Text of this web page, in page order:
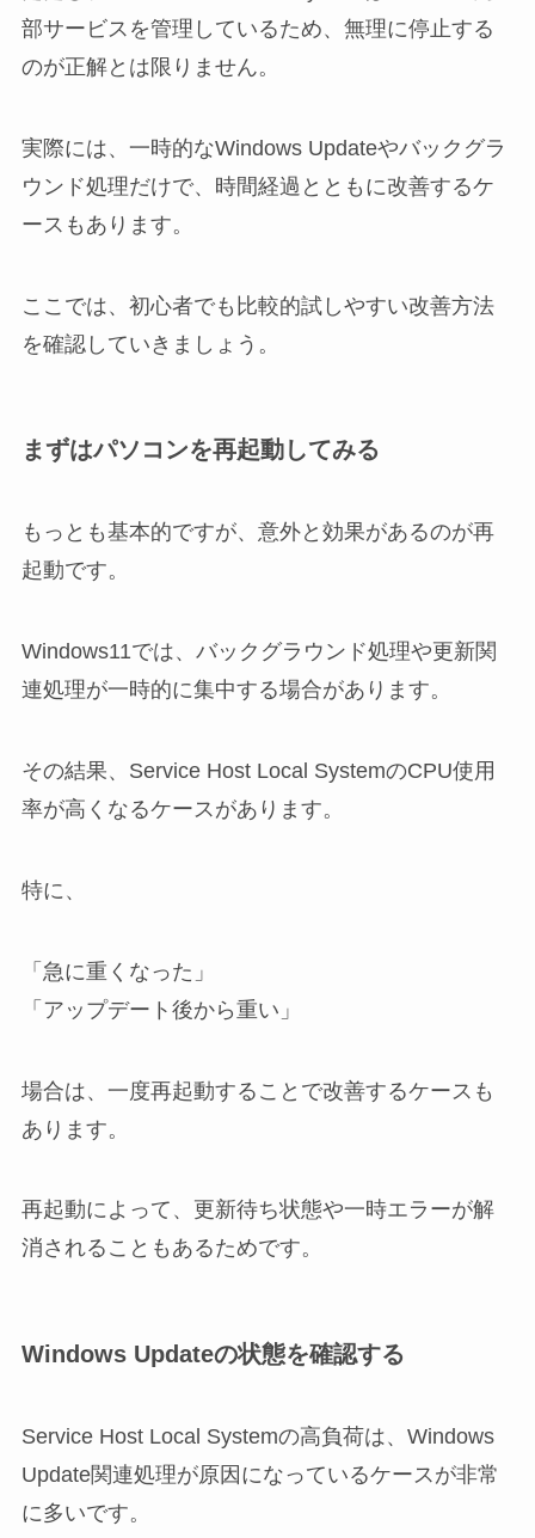
部サービスを管理しているため、無理に停止する
のが正解とは限りません。
実際には、一時的なWindows Updateやバックグラ
ウンド処理だけで、時間経過とともに改善するケ
ースもあります。
ここでは、初心者でも比較的試しやすい改善方法
を確認していきましょう。
まずはパソコンを再起動してみる
もっとも基本的ですが、意外と効果があるのが再
起動です。
Windows11では、バックグラウンド処理や更新関
連処理が一時的に集中する場合があります。
その結果、Service Host Local SystemのCPU使用
率が高くなるケースがあります。
特に、
「急に重くなった」
「アップデート後から重い」
場合は、一度再起動することで改善するケースも
あります。
再起動によって、更新待ち状態や一時エラーが解
消されることもあるためです。
Windows Updateの状態を確認する
Service Host Local Systemの高負荷は、Windows
Update関連処理が原因になっているケースが非常
に多いです。